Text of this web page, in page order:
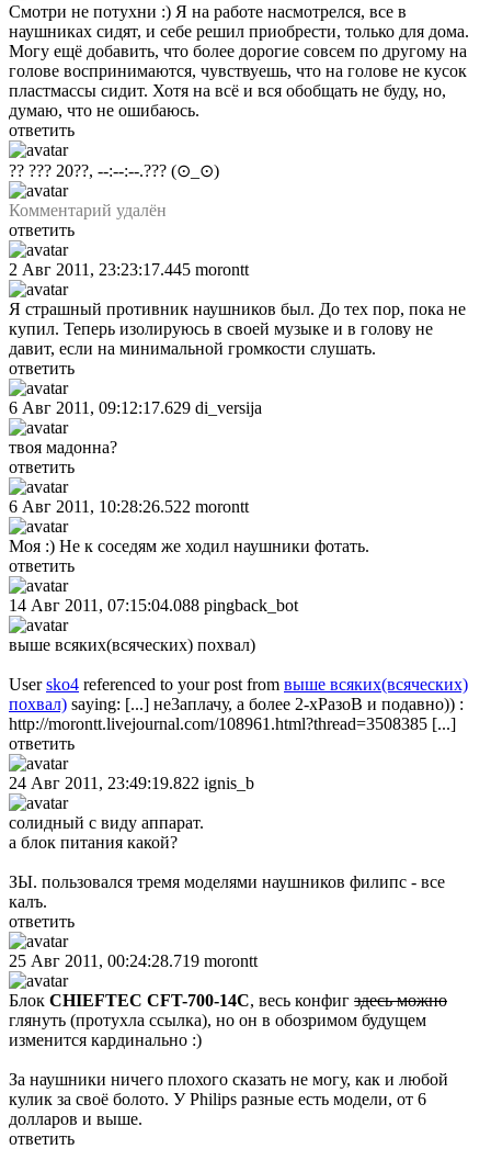
Смотри не потухни :) Я на работе насмотрелся, все в
наушниках сидят, и себе решил приобрести, только для дома.
Могу ещё добавить, что более дорогие совсем по другому на
голове воспринимаются, чувствуешь, что на голове не кусок
пластмассы сидит. Хотя на всё и вся обобщать не буду, но,
думаю, что не ошибаюсь.
ответить
?? ??? 20??, --:--:--.??? (⊙_⊙)
Комментарий удалён
ответить
2 Авг 2011, 23:23:17.445 morontt
Я страшный противник наушников был. До тех пор, пока не
купил. Теперь изолируюсь в своей музыке и в голову не
давит, если на минимальной громкости слушать.
ответить
6 Авг 2011, 09:12:17.629 di_versija
твоя мадонна?
ответить
6 Авг 2011, 10:28:26.522 morontt
Моя :) Не к соседям же ходил наушники фотать.
ответить
14 Авг 2011, 07:15:04.088 pingback_bot
выше всяких(всяческих) похвал)
Usersko4 referenced to your post from выше всяких(всяческих)
похвал) saying: [...] не3аплачу, а более 2-хРазоВ и подавно)) :
http://morontt.livejournal.com/108961.html?thread=3508385 [...]
ответить
24 Авг 2011, 23:49:19.822 ignis_b
солидный с виду аппарат.
а блок питания какой?
ЗЫ. пользовался тремя моделями наушников филипс - все
калъ.
ответить
25 Авг 2011, 00:24:28.719 morontt
Блок CHIEFTEC CFT-700-14C, весь конфиг здесь можно
глянуть (протухла ссылка), но он в обозримом будущем
изменится кардинально :)
За наушники ничего плохого сказать не могу, как и любой
кулик за своё болото. У Philips разные есть модели, от 6
долларов и выше.
ответить